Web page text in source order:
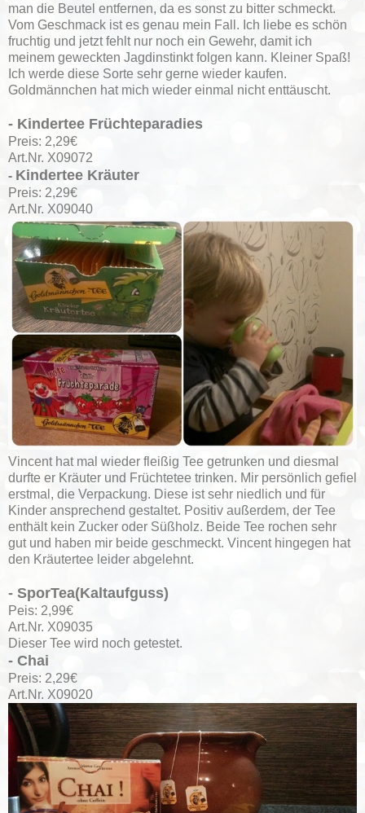
man die Beutel entfernen, da es sonst zu bitter schmeckt.
Vom Geschmack ist es genau mein Fall. Ich liebe es schön
fruchtig und jetzt fehlt nur noch ein Gewehr, damit ich
meinem geweckten Jagdinstinkt folgen kann. Kleiner Spaß!
Ich werde diese Sorte sehr gerne wieder kaufen.
Goldmännchen hat mich wieder einmal nicht enttäuscht.
- Kindertee Früchteparadies
Preis: 2,29€
Art.Nr. X09072
- Kindertee Kräuter
Preis: 2,29€
Art.Nr. X09040
Vincent hat mal wieder fleißig Tee getrunken und diesmal
durfte er Kräuter und Früchtetee trinken. Mir persönlich gefiel
erstmal, die Verpackung. Diese ist sehr niedlich und für
Kinder ansprechend gestaltet. Positiv außerdem, der Tee
enthält kein Zucker oder Süßholz. Beide Tee rochen sehr
gut und haben mir beide geschmeckt. Vincent hingegen hat
den Kräutertee leider abgelehnt.
- SporTea(Kaltaufguss)
Peis: 2,99€
Art.Nr. X09035
Dieser Tee wird noch getestet.
- Chai
Preis: 2,29€
Art.Nr. X09020